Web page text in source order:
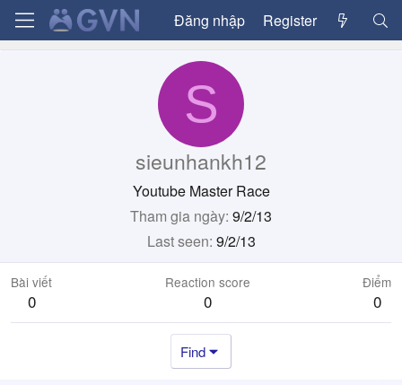
Đăng nhập Register
S
sieunhankh12
Youtube Master Race
Tham gia ngày 9/2/13
Last seen 9/2/13
Bài viết
0
Reaction score
0
Điểm
0
Find